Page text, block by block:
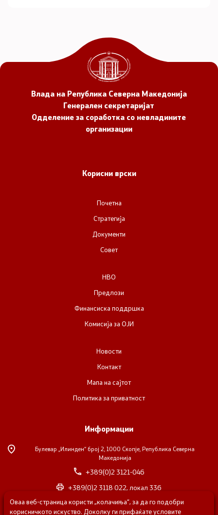
Влада на Република Северна Македонија
Генерален секретаријат
Одделение за соработка со невладините
организации
Корисни врски
Почетна
Стратегија
Документи
Совет
НВО
Предлози
Финансиска поддршка
Комисија за ОЈИ
Новости
Контакт
Мапа на сајтот
Политика за приватност
Информации
Булевар „Илинден“ број 2, 1000 Скопје, Република Северна
Македонија
+389(0)2 3121-046
+389(0)2 3118 022, локал 336
nvosorabotka@gs.gov.mk
Оваа веб-страница користи „колачиња“, за да го подобри
корисничкото искуство. Доколку ги прифаќате условите